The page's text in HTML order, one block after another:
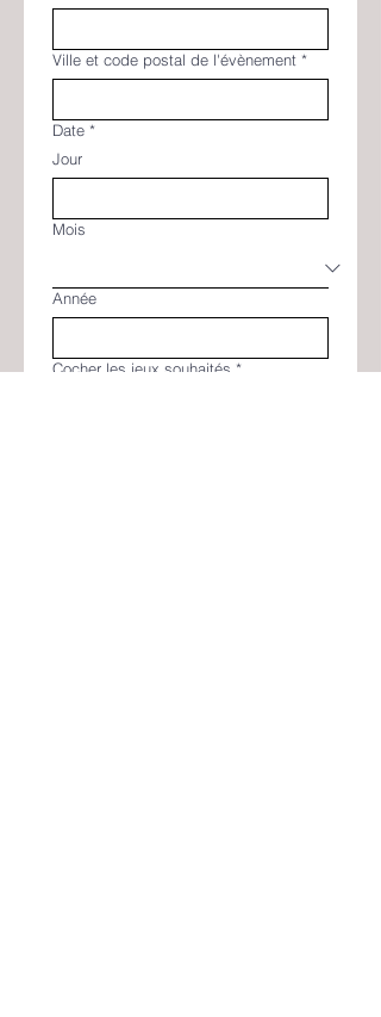
Ville et code postal de l'évènement *
Date *
Jour
Mois
Année
Cocher les jeux souhaités *